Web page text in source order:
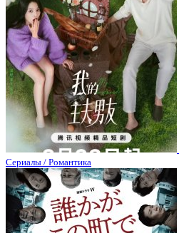
Сериалы / Романтика